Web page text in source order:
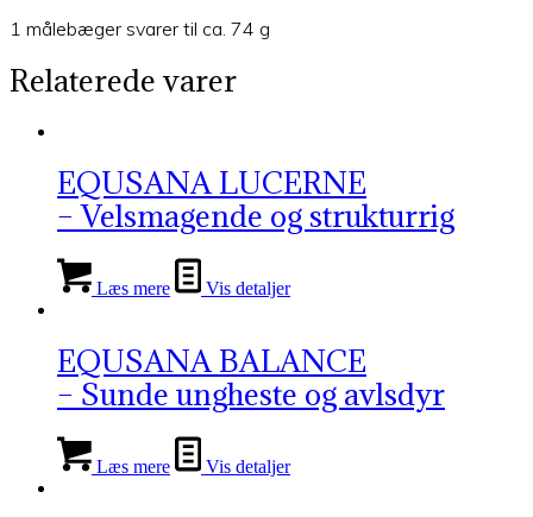
1 målebæger svarer til ca. 74 g
Relaterede varer
EQUSANA LUCERNE
– Velsmagende og strukturrig
Læs mere Vis detaljer
EQUSANA BALANCE
– Sunde ungheste og avlsdyr
Læs mere Vis detaljer